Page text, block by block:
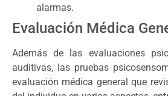
alarmas.
Evaluación Médica
Además de las evaluaciones
auditivas, las pruebas
evaluación médica general que